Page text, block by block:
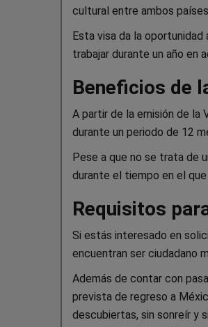
cultural entre ambos
Esta visa da la
trabajar durante un año en
Beneficios de
A partir de la emisión de la
durante un periodo de 12
Pese a que no se trata de
durante el tiempo en el
Requisitos
Si estás interesado en
encuentran ser ciudadano
Además de contar con
prevista de regreso a
descubiertas, sin sonreír y